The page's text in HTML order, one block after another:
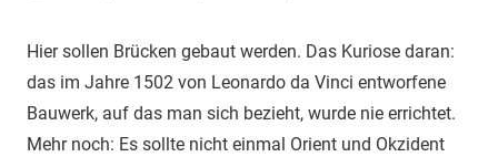
Hier sollen Brücken gebaut werden. Das Kuriose daran:
das im Jahre 1502 von Leonardo da Vinci entworfene
Bauwerk, auf das man sich bezieht, wurde nie errichtet.
Mehr noch: Es sollte nicht einmal Orient und Okzident